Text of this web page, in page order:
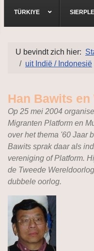
TÜRKIYE
U bevindt zich hier:
uit Indië / Indonesië
Han Bawits en
Op 25 mei 2004
Migranten Platform en
over het thema '60 Jaar
Bawits sprak daar als
vereniging of Platform.
de Tweede
dubbele oorlog.